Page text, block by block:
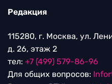
Редакция
115280, г. Москва, ул.
д. 26, этаж 2
тел: +7 (499) 579-86-96
Для общих вопросов: